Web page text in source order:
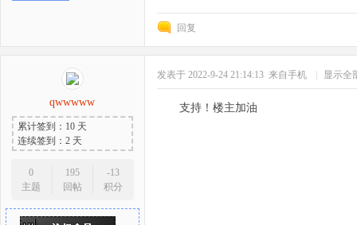
回复
qwwwww
累计签到：10 天
连续签到：2 天
0
主题
195
回帖
-13
积分
发表于 2022-9-24 21:14:13 来自手机 显示全
支持！楼主加油